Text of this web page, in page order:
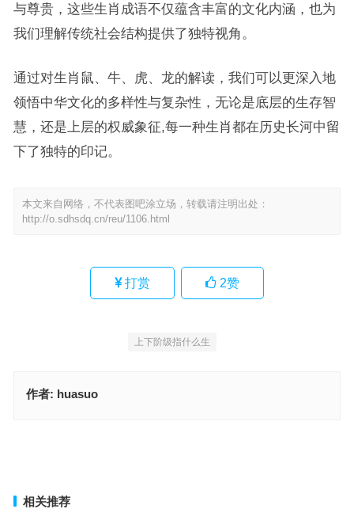
与尊贵，这些生肖成语不仅蕴含丰富的文化内涵，也为
我们理解传统社会结构提供了独特视角。
通过对生肖鼠、牛、虎、龙的解读，我们可以更深入地
领悟中华文化的多样性与复杂性，无论是底层的生存智
慧，还是上层的权威象征,每一种生肖都在历史长河中留
下了独特的印记。
本文来自网络，不代表图吧涂立场，转载请注明出处：
http://o.sdhsdq.cn/reu/1106.html
打赏 2赞
上下阶级指什么生
作者: huasuo
相关推荐